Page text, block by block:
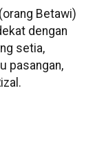
Betawi)
dengan
setia,
pasangan,